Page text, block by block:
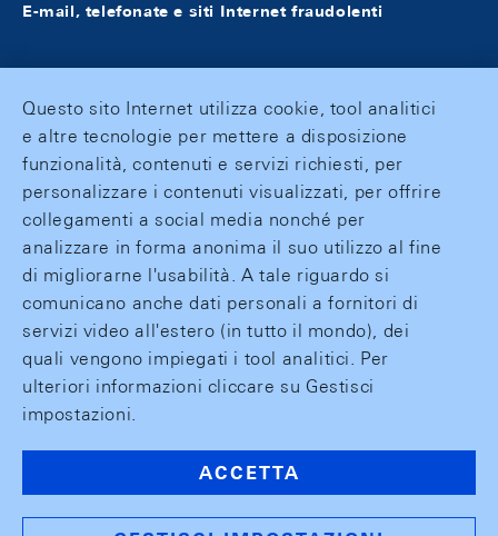
E-mail, telefonate e siti Internet fraudolenti
Questo sito Internet utilizza cookie, tool analitici
e altre tecnologie per mettere a disposizione
funzionalità, contenuti e servizi richiesti, per
personalizzare i contenuti visualizzati, per offrire
collegamenti a social media nonché per
analizzare in forma anonima il suo utilizzo al fine
di migliorarne l'usabilità. A tale riguardo si
comunicano anche dati personali a fornitori di
servizi video all'estero (in tutto il mondo), dei
quali vengono impiegati i tool analitici. Per
ulteriori informazioni cliccare su Gestisci
impostazioni.
ACCETTA